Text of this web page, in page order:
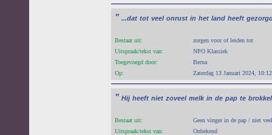
" ...dat tot veel onrust in het land heeft
Bestaat uit:
zorgen voor of leiden tot
Uitspraak/tekst van:
NPO Klassiek
Toegevoegd door:
Berna
Op:
Zaterdag 13 Januari 2024, 10:12
" Hij heeft niet zoveel melk in de pap te
Bestaat uit:
Geen vinger in de pap / niet
Uitspraak/tekst van:
Onbekend